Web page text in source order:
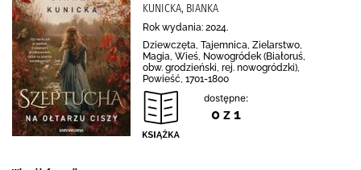
KUNICKA, BIANKA
Rok wydania: 2024.
Dziewczęta, Tajemnica, Zielarstwo,
Magia, Wieś, Nowogródek (Białoruś,
obw. grodzieński, rej. nowogródzki),
Powieść, 1701-1800
dostępne:
0 z 1